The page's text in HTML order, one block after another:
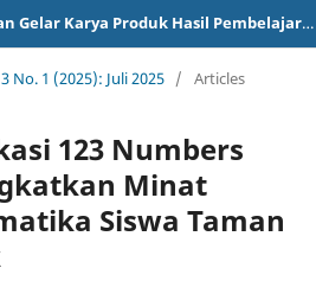
Seminar Nasional dan Gelar Karya Produk Hasil Pembelajaran
No. 1 (2025): Juli 2025 / Articles
123 Numbers
Minat
Siswa Taman